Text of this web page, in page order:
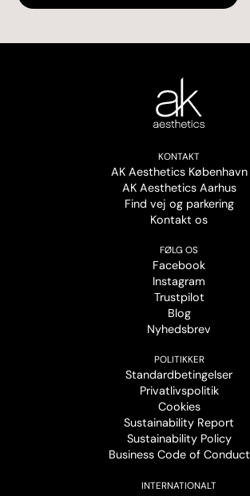
KONTAKT
AK Aesthetics København
AK Aesthetics Aarhus
Find vej og parkering
Kontakt os
FØLG OS
Facebook
Instagram
Trustpilot
Blog
Nyhedsbrev
POLITIKKER
Standardbetingelser
Privatlivspolitik
Cookies
Sustainability Report
Sustainability Policy
Business Code of Conduct
INTERNATIONALT